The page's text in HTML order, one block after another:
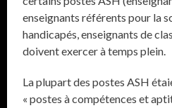
enseignants référents pour la
handicapés, enseignants de
doivent exercer à temps plein.
La plupart des postes ASH
« postes à compétences et